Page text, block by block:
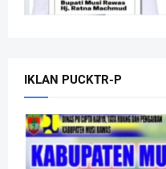
IKLAN PUCKTR-P